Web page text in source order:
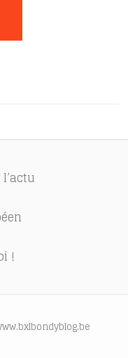
!